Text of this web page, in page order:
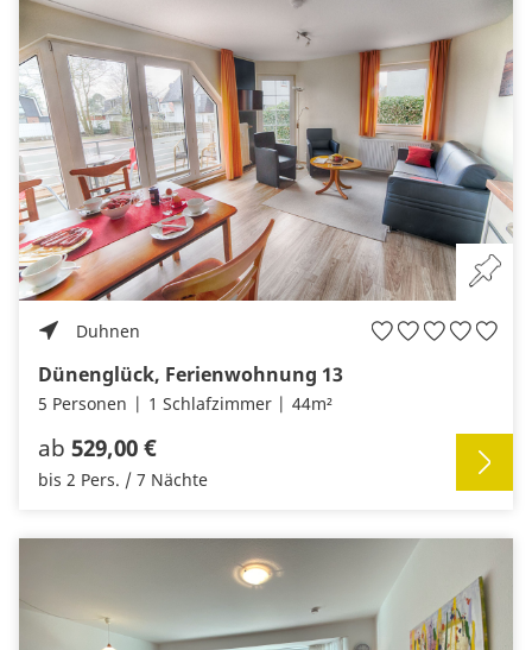
Duhnen
Dünenglück, Ferienwohnung 13
5 Personen 1 Schlafzimmer 44m²
ab 529,00 €
bis 2 Pers. / 7 Nächte